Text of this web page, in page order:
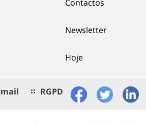
Contactos
Newsletter
Hoje
RGPD